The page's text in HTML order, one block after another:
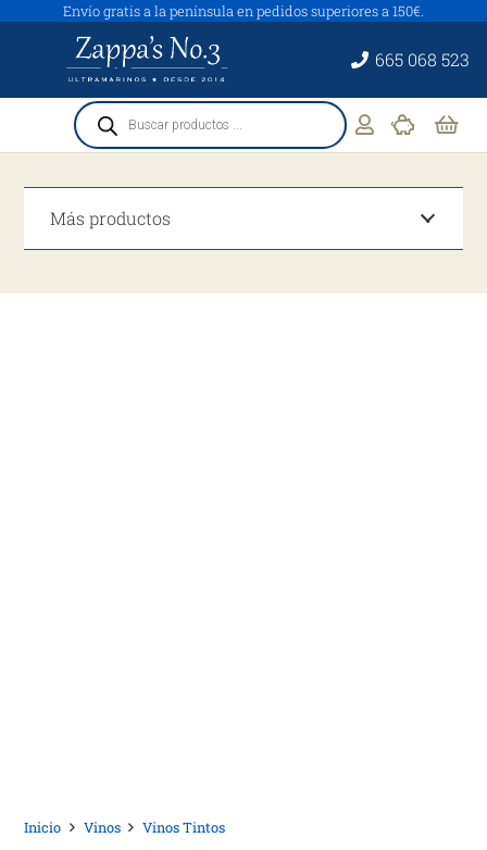
Envío gratis a la península en pedidos superiores a 150€.
665 068 523
Búsqueda
de
productos
Más productos
Inicio Vinos Vinos Tintos